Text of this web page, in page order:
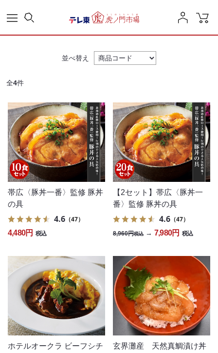
並べ替え
全4件
帯広〈豚丼一番〉監修 豚丼
の具
4.6 （47）
4,480円 税込
【2セット】帯広〈豚丼一
番〉監修 豚丼の具
4.6 （47）
8,960円税込 → 7,980円 税込
ホテルオークラ ビーフシチ
玄界灘産 天然真鯛漬け丼